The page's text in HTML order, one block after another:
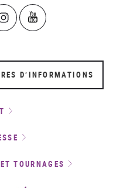
D’INFORMATIONS
TOURNAGES